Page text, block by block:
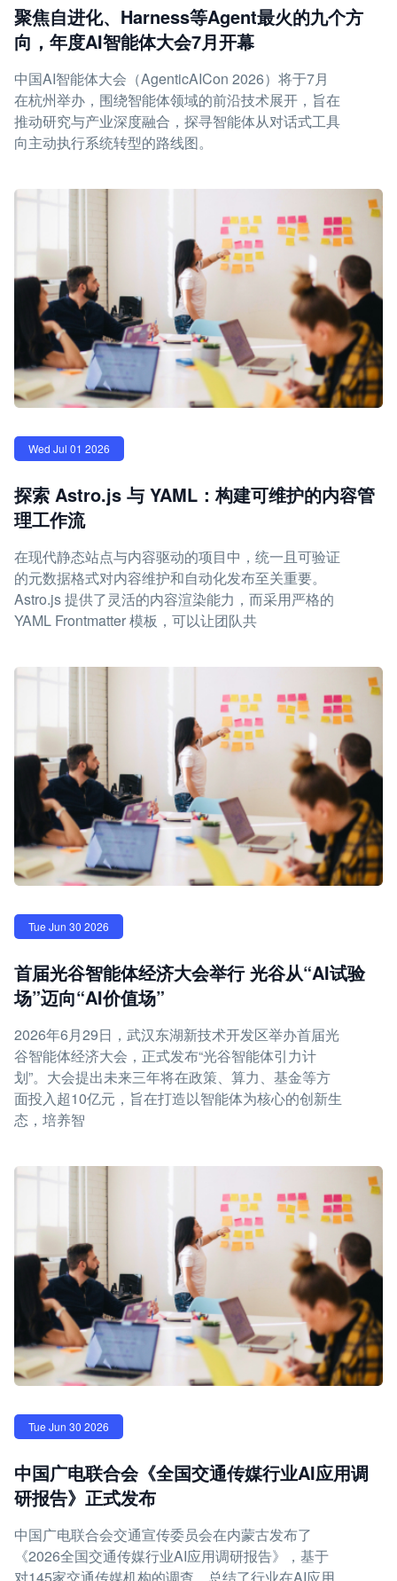
聚焦自进化、Harness等Agent最火的九个方
向，年度AI智能体大会7月开幕
中国AI智能体大会（AgenticAICon 2026）将于7月
在杭州举办，围绕智能体领域的前沿技术展开，旨在
推动研究与产业深度融合，探寻智能体从对话式工具
向主动执行系统转型的路线图。
Wed Jul 01 2026
探索 Astro.js 与 YAML：构建可维护的内容管
理工作流
在现代静态站点与内容驱动的项目中，统一且可验证
的元数据格式对内容维护和自动化发布至关重要。
Astro.js 提供了灵活的内容渲染能力，而采用严格的
YAML Frontmatter 模板，可以让团队共
Tue Jun 30 2026
首届光谷智能体经济大会举行 光谷从“AI试验
场”迈向“AI价值场”
2026年6月29日，武汉东湖新技术开发区举办首届光
谷智能体经济大会，正式发布“光谷智能体引力计
划”。大会提出未来三年将在政策、算力、基金等方
面投入超10亿元，旨在打造以智能体为核心的创新生
态，培养智
Tue Jun 30 2026
中国广电联合会《全国交通传媒行业AI应用调
研报告》正式发布
中国广电联合会交通宣传委员会在内蒙古发布了
《2026全国交通传媒行业AI应用调研报告》，基于
对145家交通传媒机构的调查，总结了行业在AI应用